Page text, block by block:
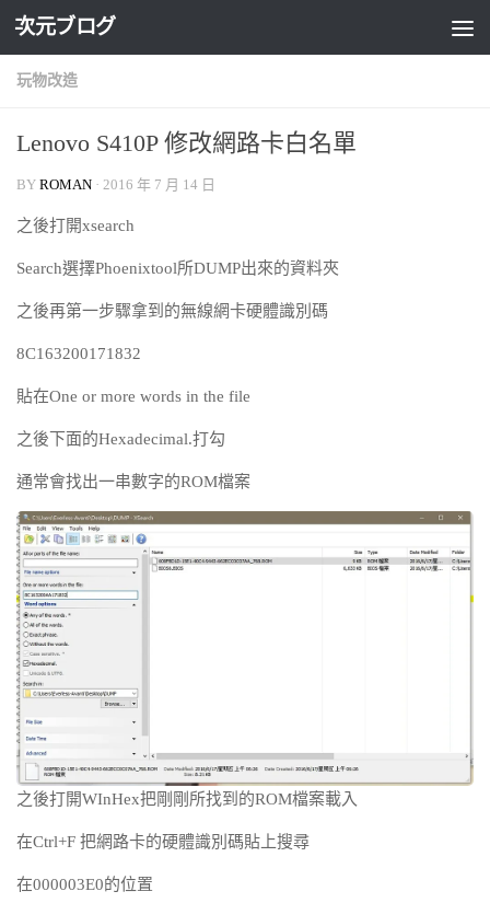
Skip to content
次元ブログ
玩物改造
Lenovo S410P 修改網路卡白名單
BY ROMAN · 2016 年 7 月 14 日
之後打開xsearch
Search選擇Phoenixtool所DUMP出來的資料夾
之後再第一步驟拿到的無線網卡硬體識別碼
8C163200171832
貼在One or more words in the file
之後下面的Hexadecimal.打勾
通常會找出一串數字的ROM檔案
之後打開WInHex把剛剛所找到的ROM檔案載入
在Ctrl+F 把網路卡的硬體識別碼貼上搜尋
在000003E0的位置